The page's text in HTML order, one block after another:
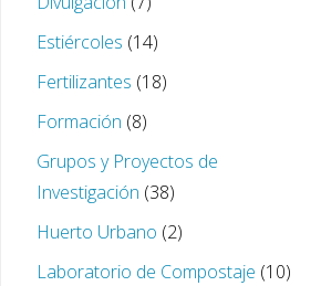
Estiércoles (14)
Fertilizantes (18)
Formación (8)
Grupos y Proyectos de
Investigación (38)
Huerto Urbano (2)
Laboratorio de Compostaje (10)